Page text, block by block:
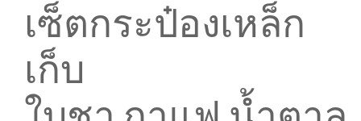
เซ็ตกระป๋องเหล็ก
เก็บ